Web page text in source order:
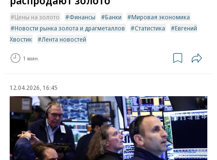
Цены на золото Финансы Банки
Мировая экономика
Новости рынка золота и драгметаллов
Статистика
Евгений
Хвостик
Лента новостей
1 мин.
12.04.2026, 16:45